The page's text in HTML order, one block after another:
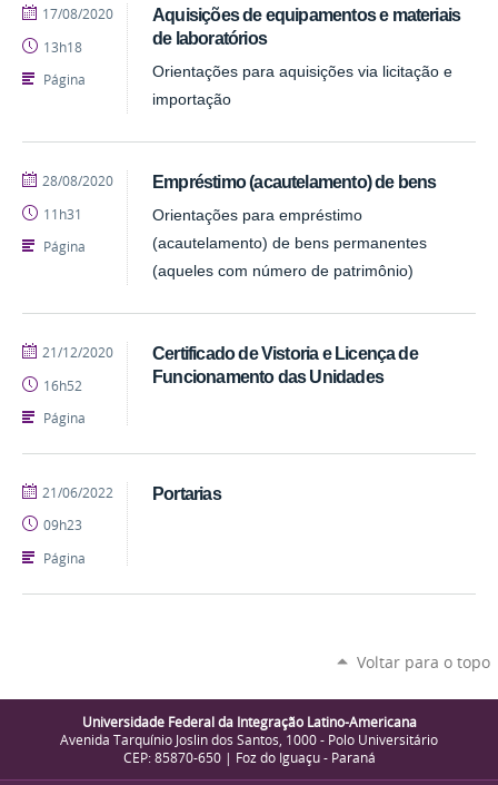
Aquisições de equipamentos e materiais
de laboratórios
Orientações para aquisições via licitação e
importação
publicado
17/08/2020
13h18
Página
Empréstimo (acautelamento) de bens
Orientações para empréstimo
(acautelamento) de bens permanentes
(aqueles com número de patrimônio)
publicado
28/08/2020
11h31
Página
Certificado de Vistoria e Licença de
Funcionamento das Unidades
publicado
21/12/2020
16h52
Página
Portarias
publicado
21/06/2022
09h23
Página
Voltar para o topo
Universidade Federal da Integração Latino-Americana
Avenida Tarquínio Joslin dos Santos, 1000 - Polo Universitário
CEP: 85870-650 | Foz do Iguaçu - Paraná